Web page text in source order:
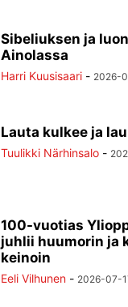
Sibeliuksen ja
Ainolassa
Harri Kuusisaari - 2026-
Lauta kulkee ja
Tuulikki Närhinsalo -
100-vuotias
juhlii huumorin ja
keinoin
Eeli Vilhunen - 2026-07-